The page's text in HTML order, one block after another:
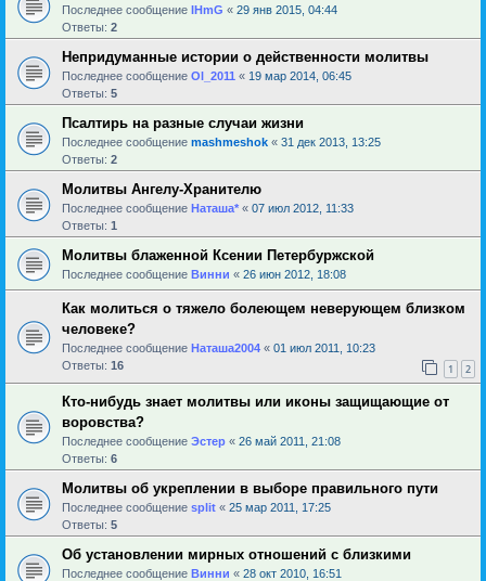
Последнее сообщение IHmG « 29 янв 2015, 04:44
Ответы: 2
Непридуманные истории о действенности молитвы
Последнее сообщение Ol_2011 « 19 мар 2014, 06:45
Ответы: 5
Псалтирь на разные случаи жизни
Последнее сообщение mashmeshok « 31 дек 2013, 13:25
Ответы: 2
Молитвы Ангелу-Хранителю
Последнее сообщение Наташа* « 07 июл 2012, 11:33
Ответы: 1
Молитвы блаженной Ксении Петербуржской
Последнее сообщение Винни « 26 июн 2012, 18:08
Как молиться о тяжело болеющем неверующем близком
человеке?
Последнее сообщение Наташа2004 « 01 июл 2011, 10:23
Ответы: 16 1 2
Кто-нибудь знает молитвы или иконы защищающие от
воровства?
Последнее сообщение Эстер « 26 май 2011, 21:08
Ответы: 6
Молитвы об укреплении в выборе правильного пути
Последнее сообщение sрlit « 25 мар 2011, 17:25
Ответы: 5
Об установлении мирных отношений с близкими
Последнее сообщение Винни « 28 окт 2010, 16:51